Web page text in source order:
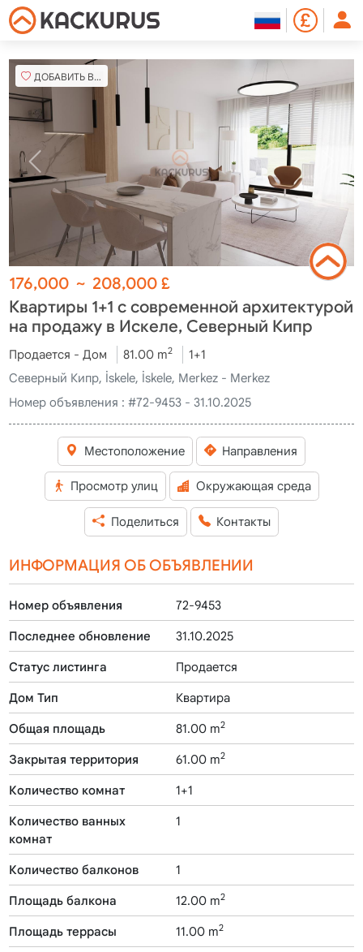
ДОБАВИТЬ В ИЗБРАННОЕ
176,000 ~ 208,000£
Квартиры 1+1 с современной архитектурой
на продажу в Искеле, Северный Кипр
Продается - Дом 81.00 m2
1+1
Северный Кипр, İskele, İskele, Merkez - Merkez
Номер объявления : #72-9453 - 31.10.2025
Местоположение Направления
Просмотр улиц Окружающая среда
Поделиться Контакты
ИНФОРМАЦИЯ ОБ ОБЪЯВЛЕНИИ
Номер объявления 72-9453
Последнее обновление 31.10.2025
Статус листинга Продается
Дом Тип Квартира
Общая площадь 81.00 m2
Закрытая территория 61.00 m2
Количество комнат 1+1
Количество ванных
комнат
1
Количество балконов 1
Площадь балкона 12.00 m2
Площадь террасы 11.00 m2